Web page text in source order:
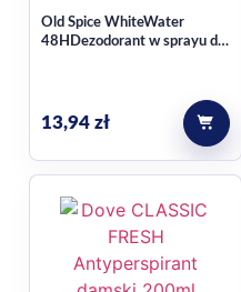
Old Spice WhiteWater
48HDezodorant w sprayu dla
13,94 zł